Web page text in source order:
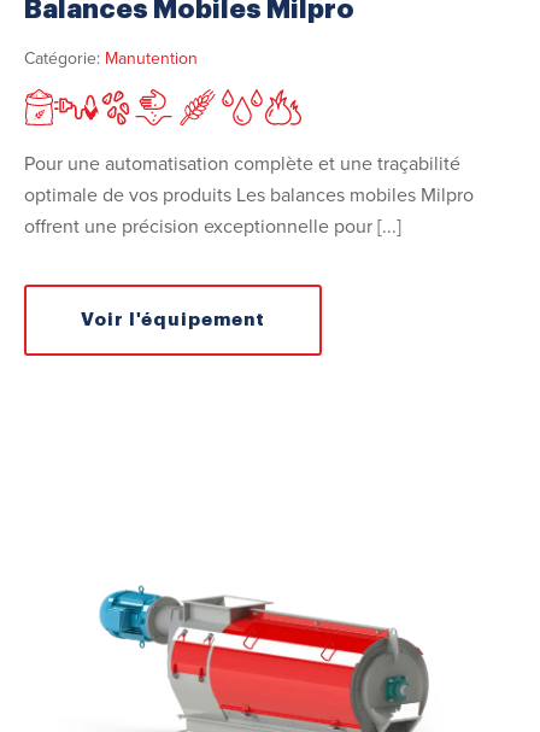
Balances Mobiles Milpro
Catégorie: Manutention
Pour une automatisation complète et une traçabilité
optimale de vos produits Les balances mobiles Milpro
offrent une précision exceptionnelle pour [...]
Voir l'équipement